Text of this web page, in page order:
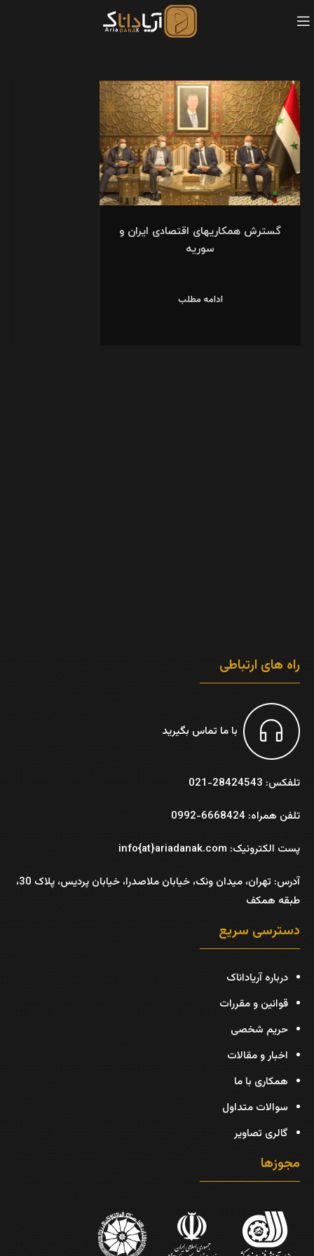
گسترش همکاریهای اقتصادی ایران و
سوریه
ادامه مطلب
راه های ارتباطی
با ما تماس بگیرید
تلفکس: 28424543-021
تلفن همراه: 6668424-0992
پست الکترونیک: info{at}ariadanak.com
آدرس:
تهران، میدان ونک، خیابان ملاصدرا، خیابان پردیس، پلاک 30،
طبقه همکف
دسترسی سریع
درباره آریاداناک
قوانین و مقررات
حریم شخصی
اخبار و مقالات
همکاری با ما
سوالات متداول
گالری تصاویر
مجوزها